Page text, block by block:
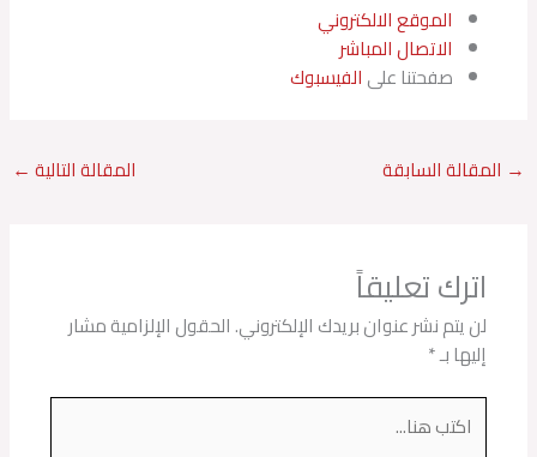
الموقع الالكتروني
الاتصال المباشر
صفحتنا على الفيسبوك
→ المقالة السابقة المقالة التالية ←
اترك تعليقاً
لن يتم نشر عنوان بريدك الإلكتروني.الحقول الإلزامية مشار
إليها بـ*
اكتب
هنا...